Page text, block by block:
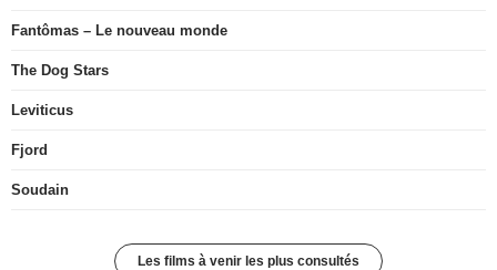
Fantômas – Le nouveau monde
The Dog Stars
Leviticus
Fjord
Soudain
Les films à venir les plus consultés